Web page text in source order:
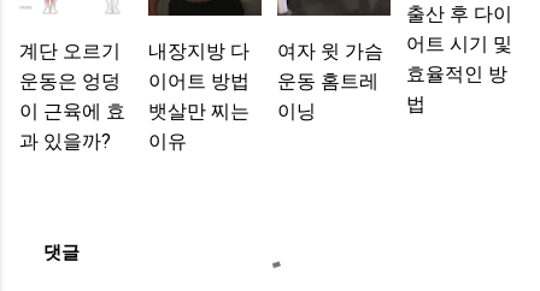
계단 오르기
운동은 엉덩
이 근육에 효
과 있을까?
내장지방 다
이어트 방법
뱃살만 찌는
이유
여자 윗 가슴
운동 홈트레
이닝
출산 후 다이
어트 시기 및
효율적인 방
법
댓글